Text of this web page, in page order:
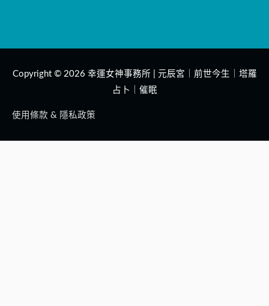
Copyright © 2026 幸運女神事務所 | 元辰宮｜前世今生｜塔羅
占卜｜催眠
使用條款 & 隱私政策